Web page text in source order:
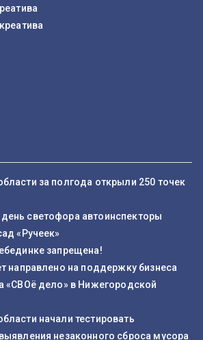
за полгода открыли 250 точек
светофора автоинспекторы
«Ручеек»
запрещена!
направлено на поддержку бизнеса
«СВОё дело» в Нижегородской
начали тестировать
незаконного сброса мусора